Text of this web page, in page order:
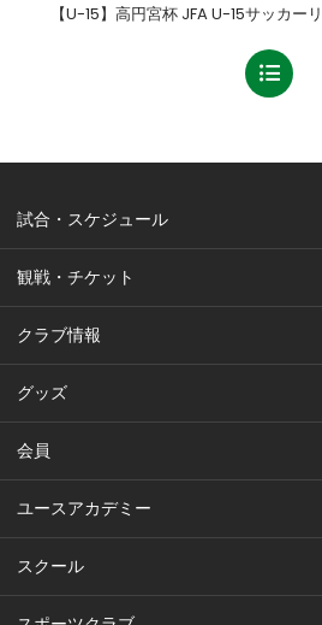
試合・スケジュール
観戦・チケット
クラブ情報
グッズ
会員
ユースアカデミー
スクール